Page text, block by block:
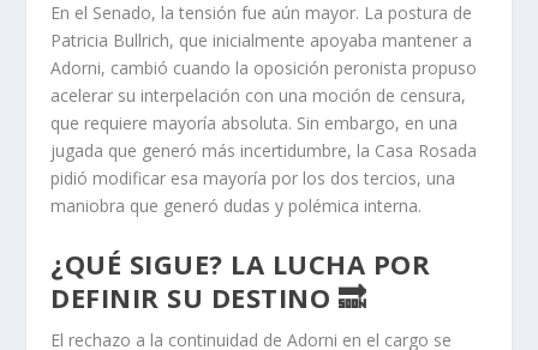
En el Senado, la tensión fue aún mayor. La postura de
Patricia Bullrich, que inicialmente apoyaba mantener a
Adorni, cambió cuando la oposición peronista propuso
acelerar su interpelación con una moción de censura,
que requiere mayoría absoluta. Sin embargo, en una
jugada que generó más incertidumbre, la Casa Rosada
pidió modificar esa mayoría por los dos tercios, una
maniobra que generó dudas y polémica interna.
¿QUÉ SIGUE? LA LUCHA POR
DEFINIR SU DESTINO 🔜
El rechazo a la continuidad de Adorni en el cargo se